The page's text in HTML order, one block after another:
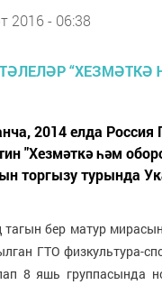
2016 - 06:38
2014 елда
"Хезмәткә һәм
торгызу турында
бер матур
ГТО физкультура-
8 яшь группасында